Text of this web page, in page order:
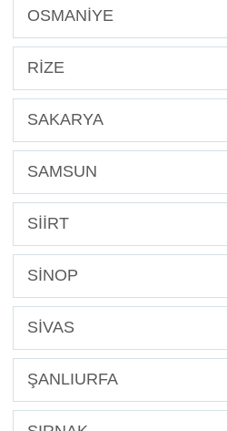
OSMANİYE
RİZE
SAKARYA
SAMSUN
SİİRT
SİNOP
SİVAS
ŞANLIURFA